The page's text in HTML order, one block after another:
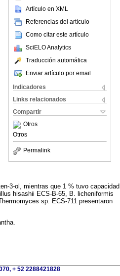
Artículo en XML
Referencias del artículo
Como citar este artículo
SciELO Analytics
Traducción automática
Enviar artículo por email
Indicadores
Links relacionados
Compartir
Otros
Otros
Permalink
3-ol, mientras que 1 % tuvo capacidad
hisashii ECS-B-65, B. licheniformis
sp. ECS-711 presentaron
+ 52 2288421828